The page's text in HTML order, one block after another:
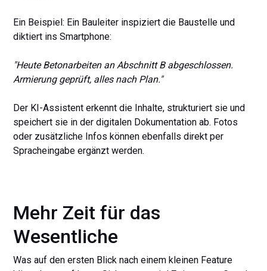
Ein Beispiel: Ein Bauleiter inspiziert die Baustelle und
diktiert ins Smartphone:
"Heute Betonarbeiten an Abschnitt B abgeschlossen.
Armierung geprüft, alles nach Plan."
Der KI-Assistent erkennt die Inhalte, strukturiert sie und
speichert sie in der digitalen Dokumentation ab. Fotos
oder zusätzliche Infos können ebenfalls direkt per
Spracheingabe ergänzt werden.
Mehr Zeit für das
Wesentliche
Was auf den ersten Blick nach einem kleinen Feature